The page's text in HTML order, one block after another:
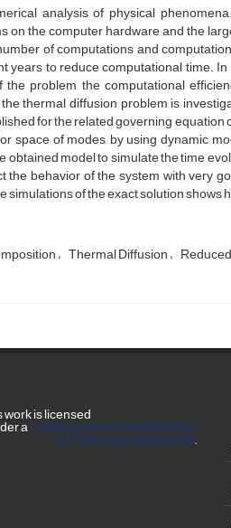
analysis of physical
on the computer hardware and the
of computations and
years to reduce computational time.
problem, the computational
thermal diffusion problem is
for the related governing
space of modes, by using dynamic
obtained model to simulate the time
the behavior of the system with very
simulations of the exact solution shows
Thermal Diffusion
work is licensed
aCreative Commons Attribution
4.0 International License.